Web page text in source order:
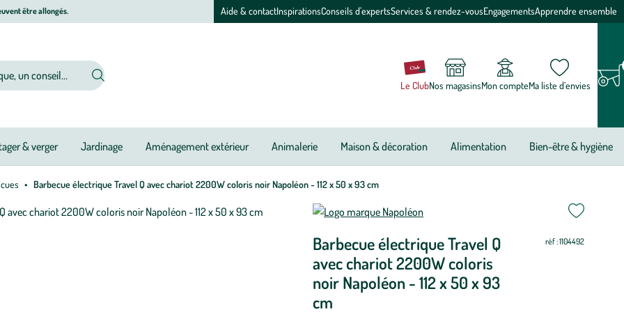
être allongés. Aide & contactInspirationsConseils d'expertsServices & rendez-vousEngagementsApprendre ensemble
Le ClubNos magasinsMon compteMa liste d’envies
& verger Jardinage Aménagement extérieur Animalerie Maison & décoration Alimentation Bien-être & hygiène
Barbecue électrique Travel Q avec chariot 2200W coloris noir Napoléon - 112 x 50 x 93 cm
Afficher
zoom
Barbecue électrique Travel Q
avec chariot 2200W coloris
noir Napoléon - 112 x 50 x 93
cm
réf : 1104492
Mettre
jour
Mettre
jour